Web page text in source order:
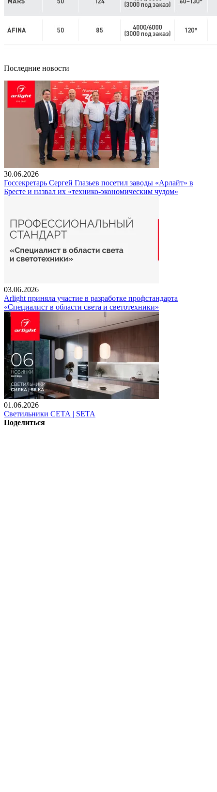
Последние новости
30.06.2026
Госсекретарь Сергей Глазьев посетил заводы «Арлайт» в
Бресте и назвал их «технико-экономическим чудом»
03.06.2026
Arlight приняла участие в разработке профстандарта
«Специалист в области света и светотехники»
01.06.2026
Светильники СЕТА | SETA
Поделиться